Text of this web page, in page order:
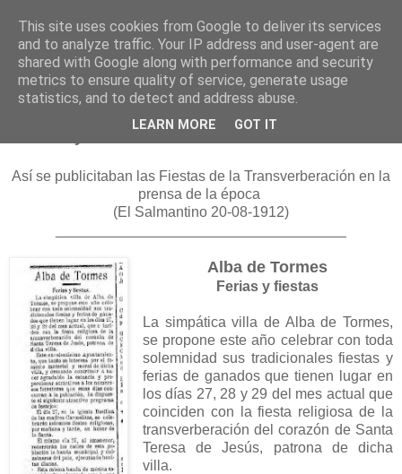
Ferias y fiestas 1912
Así se publicitaban las Fiestas de la Transverberación en la
prensa de la época
(El Salmantino 20-08-1912)
Alba de Tormes
Ferias y fiestas
La simpática villa de Alba de Tormes,
se propone este año celebrar con toda
solemnidad sus tradicionales fiestas y
ferias de ganados que tienen lugar en
los días 27, 28 y 29 del mes actual que
coinciden con la fiesta religiosa de la
transverberación del corazón de Santa
Teresa de Jesús, patrona de dicha
villa.
This site uses cookies from Google to deliver its services
and to analyze traffic. Your IP address and user-agent are
shared with Google along with performance and security
metrics to ensure quality of service, generate usage
statistics, and to detect and address abuse.
LEARN MORE GOT IT